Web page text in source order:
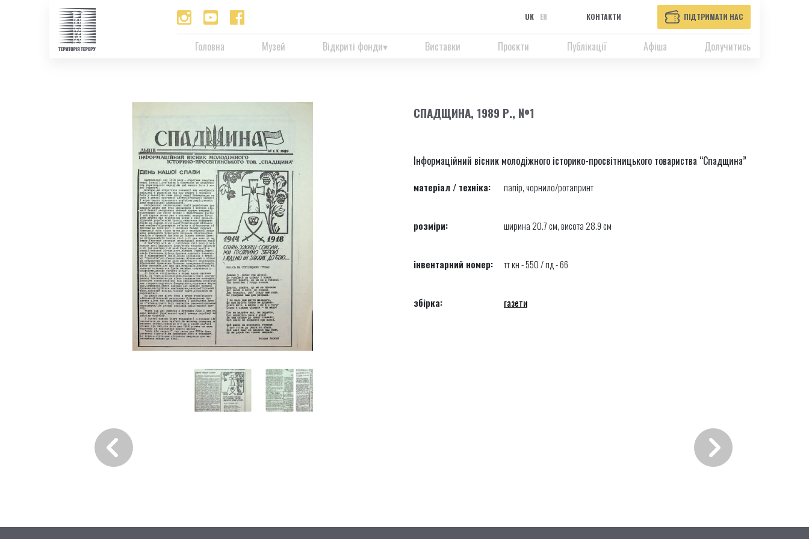
UK EN КОНТАКТИ ПІДТРИМАТИ НАС
Головна Музей Відкриті фонди Виставки Проєкти Публікації Афіша Долучитись
СПАДЩИНА, 1989 Р., №1
Інформаційний вісник молодіжного історико-просвітницького товариства “Спадщина”
матеріал / техніка: папір, чорнило/ротапринт
розміри: ширина 20.7 см, висота 28.9 см
інвентарний номер: тт кн - 550 / пд - 66
збірка: газети